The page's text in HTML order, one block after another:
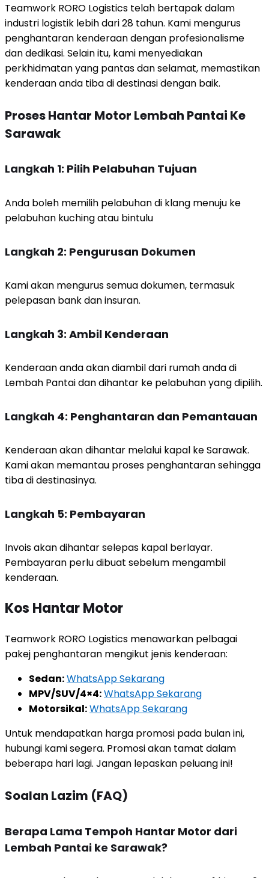
Teamwork RORO Logistics telah bertapak dalam
industri logistik lebih dari 28 tahun. Kami mengurus
penghantaran kenderaan dengan profesionalisme
dan dedikasi. Selain itu, kami menyediakan
perkhidmatan yang pantas dan selamat, memastikan
kenderaan anda tiba di destinasi dengan baik.
Proses Hantar Motor Lembah Pantai Ke
Sarawak
Langkah 1: Pilih Pelabuhan Tujuan
Anda boleh memilih pelabuhan di klang menuju ke
pelabuhan kuching atau bintulu
Langkah 2: Pengurusan Dokumen
Kami akan mengurus semua dokumen, termasuk
pelepasan bank dan insuran.
Langkah 3: Ambil Kenderaan
Kenderaan anda akan diambil dari rumah anda di
Lembah Pantai dan dihantar ke pelabuhan yang dipilih.
Langkah 4: Penghantaran dan Pemantauan
Kenderaan akan dihantar melalui kapal ke Sarawak.
Kami akan memantau proses penghantaran sehingga
tiba di destinasinya.
Langkah 5: Pembayaran
Invois akan dihantar selepas kapal berlayar.
Pembayaran perlu dibuat sebelum mengambil
kenderaan.
Kos Hantar Motor
Teamwork RORO Logistics menawarkan pelbagai
pakej penghantaran mengikut jenis kenderaan:
Sedan:WhatsApp Sekarang
MPV/SUV/4×4:WhatsApp Sekarang
Motorsikal:WhatsApp Sekarang
Untuk mendapatkan harga promosi pada bulan ini,
hubungi kami segera. Promosi akan tamat dalam
beberapa hari lagi. Jangan lepaskan peluang ini!
Soalan Lazim (FAQ)
Berapa Lama Tempoh Hantar Motor dari
Lembah Pantai ke Sarawak?